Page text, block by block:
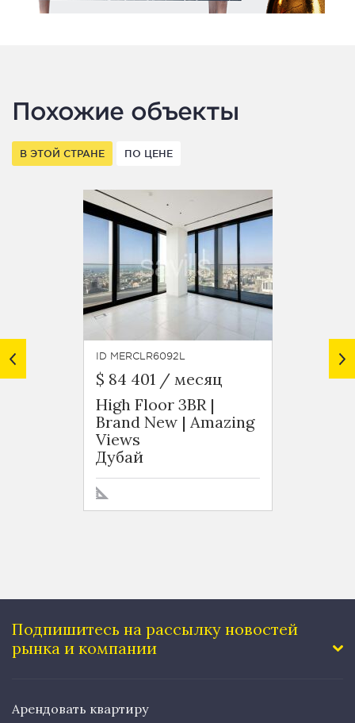
Похожие объекты
В ЭТОЙ СТРАНЕ ПО ЦЕНЕ
ID MERCLR6092L
$ 84 401 / месяц
High Floor 3BR |
Brand New | Amazing
Views
Дубай
ID
$ 89
Подпишитесь на рассылку новостей
рынка и компании
Арендовать квартиру